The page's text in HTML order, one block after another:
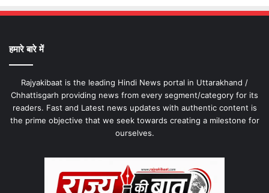
हमारे बारे में
Rajyakibaat is the leading Hindi News portal in Uttarakhand /
Chhattisgarh providing news from every segment/category for its
readers. Fast and Latest news updates with authentic content is
the prime objective that we seek towards creating a milestone for
ourselves.